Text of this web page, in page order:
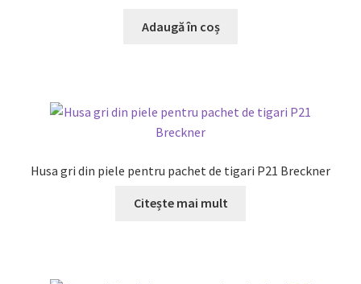
Adaugă în coș
Husa gri din piele pentru pachet de tigari P21 Breckner
Citește mai mult